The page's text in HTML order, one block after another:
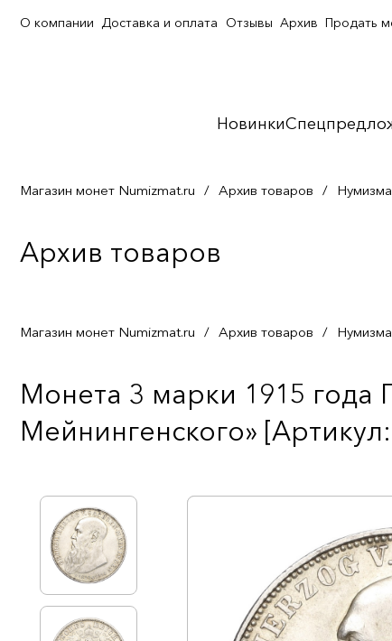
Новинки
О компании Доставка и оплата Отзывы Архив Продать
Магазин монет Numizmat.ru / Архив товаров /
Архив товаров
Магазин монет Numizmat.ru / Архив товаров /
Монета 3 марки 1915 года
Мейнингенского»